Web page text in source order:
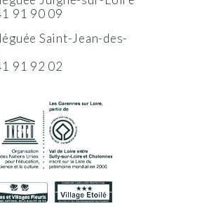
91 90 09
Saint-Jean-des-
91 92 02